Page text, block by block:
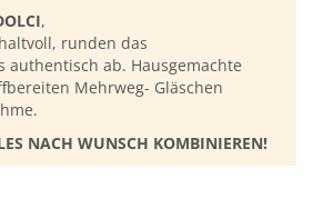
,
runden das
authentisch ab. Hausgemachte
Mehrweg- Gläschen
NACH WUNSCH KOMBINIEREN!